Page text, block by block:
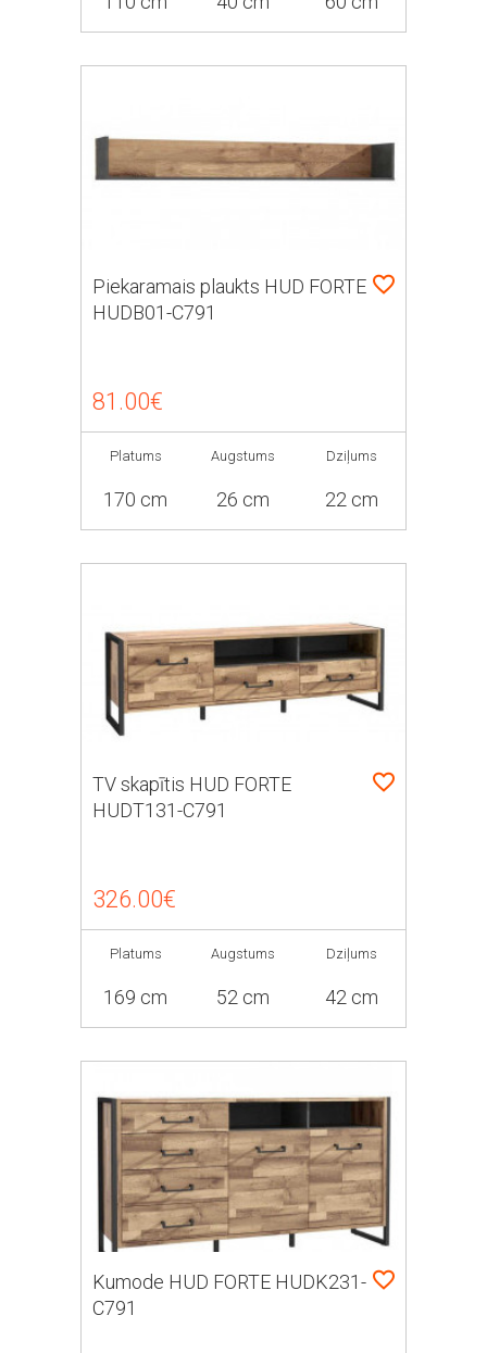
Piekaramais plaukts HUD FORTE
HUDB01-C791
81.00€
Platums
170 cm
Augstums
26 cm
Dziļums
22 cm
TV skapītis HUD FORTE
HUDT131-C791
326.00€
Platums
169 cm
Augstums
52 cm
Dziļums
42 cm
Kumode HUD FORTE HUDK231-
C791